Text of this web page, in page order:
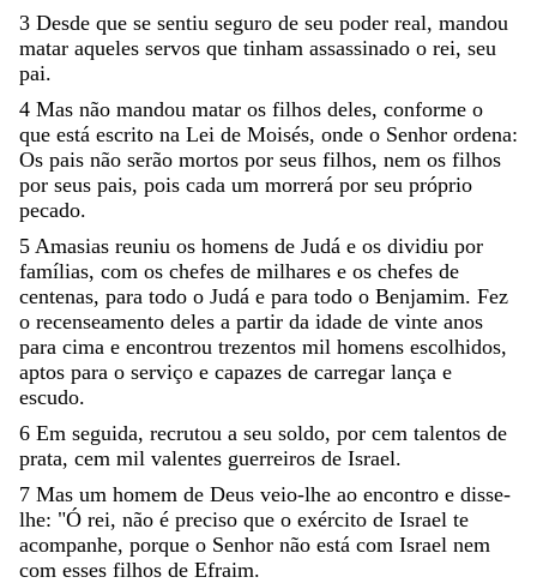
3 Desde que se sentiu seguro de seu poder real, mandou
matar aqueles servos que tinham assassinado o rei, seu
pai.
4 Mas não mandou matar os filhos deles, conforme o
que está escrito na Lei de Moisés, onde o Senhor ordena:
Os pais não serão mortos por seus filhos, nem os filhos
por seus pais, pois cada um morrerá por seu próprio
pecado.
5 Amasias reuniu os homens de Judá e os dividiu por
famílias, com os chefes de milhares e os chefes de
centenas, para todo o Judá e para todo o Benjamim. Fez
o recenseamento deles a partir da idade de vinte anos
para cima e encontrou trezentos mil homens escolhidos,
aptos para o serviço e capazes de carregar lança e
escudo.
6 Em seguida, recrutou a seu soldo, por cem talentos de
prata, cem mil valentes guerreiros de Israel.
7 Mas um homem de Deus veio-lhe ao encontro e disse-
lhe: "Ó rei, não é preciso que o exército de Israel te
acompanhe, porque o Senhor não está com Israel nem
com esses filhos de Efraim.